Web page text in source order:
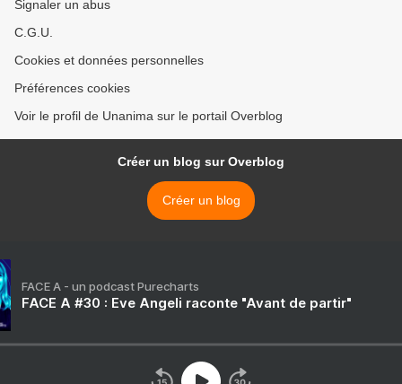
Signaler un abus
C.G.U.
Cookies et données personnelles
Préférences cookies
Voir le profil de Unanima sur le portail Overblog
Créer un blog sur Overblog
Créer un blog
FACE A - un podcast Purecharts
FACE A #30 : Eve Angeli raconte "Avant de partir"